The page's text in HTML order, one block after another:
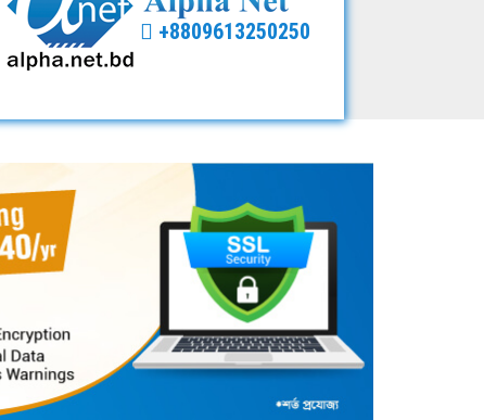
+8809613250250